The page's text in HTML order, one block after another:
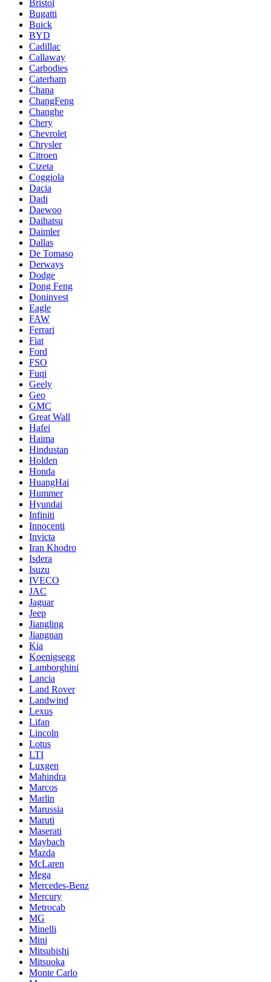
Bristol
Bugatti
Buick
BYD
Cadillac
Callaway
Carbodies
Caterham
Chana
ChangFeng
Changhe
Chery
Chevrolet
Chrysler
Citroen
Cizeta
Coggiola
Dacia
Dadi
Daewoo
Daihatsu
Daimler
Dallas
De Tomaso
Derways
Dodge
Dong Feng
Doninvest
Eagle
FAW
Ferrari
Fiat
Ford
FSO
Fuqi
Geely
Geo
GMC
Great Wall
Hafei
Haima
Hindustan
Holden
Honda
HuangHai
Hummer
Hyundai
Infiniti
Innocenti
Invicta
Iran Khodro
Isdera
Isuzu
IVECO
JAC
Jaguar
Jeep
Jiangling
Jiangnan
Kia
Koenigsegg
Lamborghini
Lancia
Land Rover
Landwind
Lexus
Lifan
Lincoln
Lotus
LTI
Luxgen
Mahindra
Marcos
Marlin
Marussia
Maruti
Maserati
Maybach
Mazda
McLaren
Mega
Mercedes-Benz
Mercury
Metrocab
MG
Minelli
Mini
Mitsubishi
Mitsuoka
Monte Carlo